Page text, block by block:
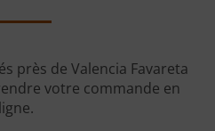
près de Valencia Favareta
votre commande en
ligne.